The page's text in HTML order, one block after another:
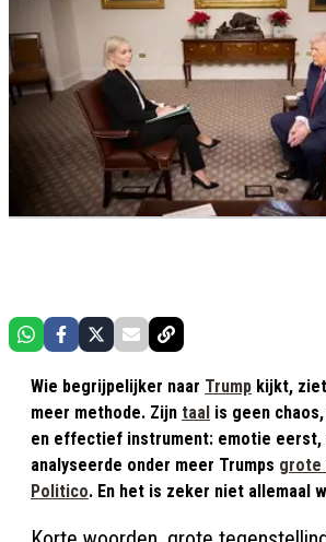
Wie begrijpelijker naar Trump kijkt,
meer methode. Zijn taal is geen
en effectief instrument: emotie
analyseerde onder meer Trumps grote
Politico. En het is zeker niet allemaal